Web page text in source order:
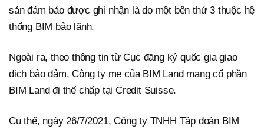
sản đảm bảo được ghi nhận là do một bên thứ 3 thuộc hệ
thống BIM bảo lãnh.
Ngoài ra, theo thông tin từ Cục đăng ký quốc gia giao
dịch bảo đảm, Công ty mẹ của BIM Land mang cổ phần
BIM Land đi thế chấp tại Credit Suisse.
Cụ thể, ngày 26/7/2021, Công ty TNHH Tập đoàn BIM